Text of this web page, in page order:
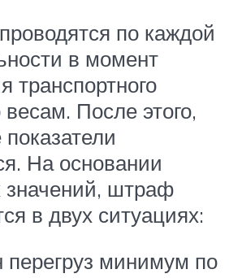
по каждой
в момент
транспортного
После этого,
На основании
значений, штраф
в двух ситуациях:
перегруз минимум по